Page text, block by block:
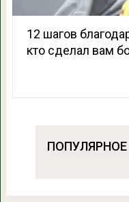
12 шагов
кто сделал вам
ПОПУЛЯРНОЕ